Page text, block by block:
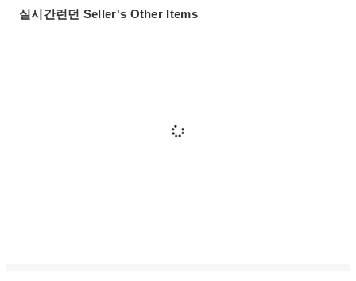
실시간런던 Seller's Other Items